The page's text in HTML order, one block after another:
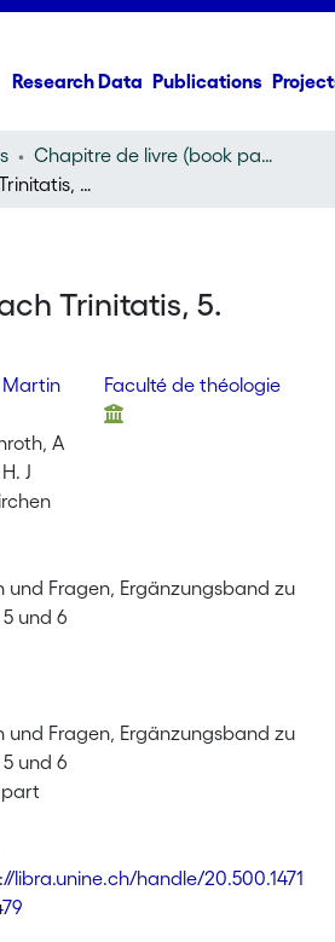
Research Data Publications
Chapitre de livre (book part)
1. Sonntag nach Trinitatis, 5. Mose 6, 4-9
Trinitatis, 5.
Martin Faculté de théologie
A
J
und Fragen, Ergänzungsband zu
und 6
und Fragen, Ergänzungsband zu
und 6
part
libra.unine.ch/handle/20.500.1471